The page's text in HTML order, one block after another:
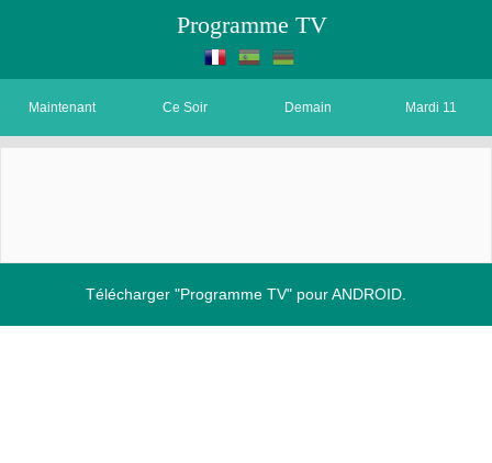
Programme TV
Maintenant Ce Soir Demain Mardi 11
Télécharger "Programme TV" pour ANDROID.